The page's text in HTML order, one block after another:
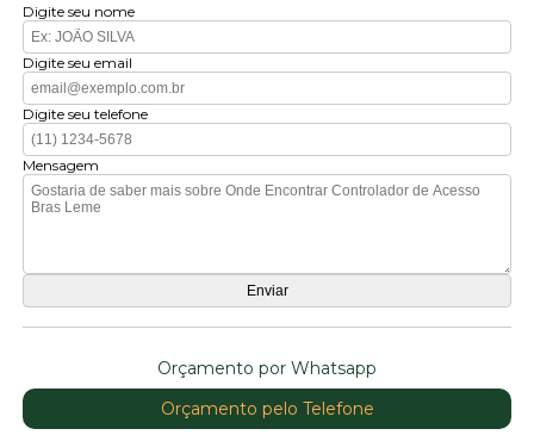
Digite seu nome
Digite seu email
Digite seu telefone
Mensagem
Orçamento por Whatsapp
Orçamento pelo Telefone